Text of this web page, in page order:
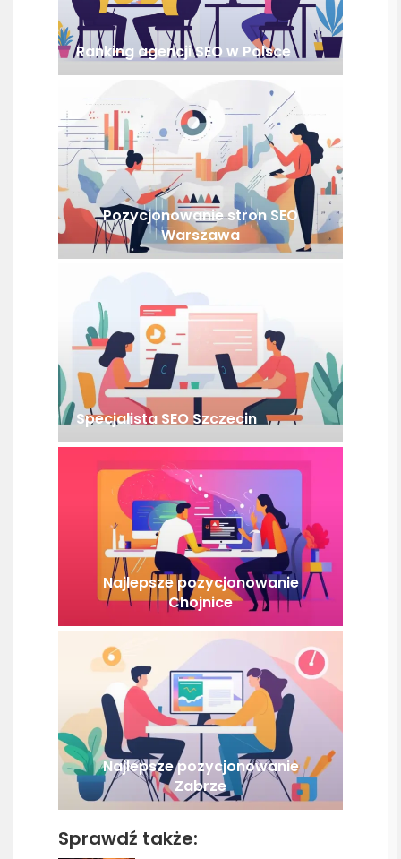
Ranking agencji SEO w Polsce
Pozycjonowanie stron SEO
Warszawa
Specjalista SEO Szczecin
Najlepsze pozycjonowanie
Chojnice
Najlepsze pozycjonowanie
Zabrze
Sprawdź także: